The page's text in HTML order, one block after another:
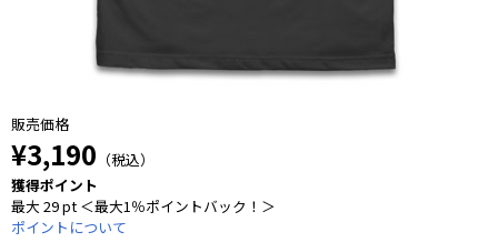
販売価格
¥3,190 （税込）
獲得ポイント
最大 29 pt ＜最大1％ポイントバック！＞
ポイントについて